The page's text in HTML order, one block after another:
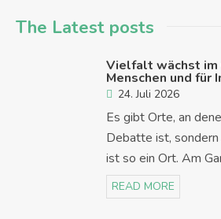
The Latest posts
Vielfalt wächst im
Menschen und für
24. Juli 2026
Es gibt Orte, an
Debatte ist,
ist so ein Ort. Am
READ MORE